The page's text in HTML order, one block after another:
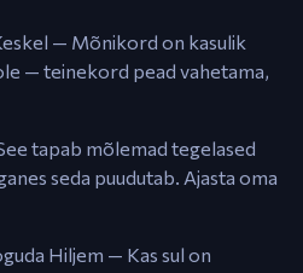
— Mõnikord on kasulik
— teinekord pead vahetama,
tapab mõlemad tegelased
seda puudutab. Ajasta oma
Hiljem — Kas sul on